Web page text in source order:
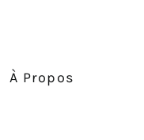
À Propos